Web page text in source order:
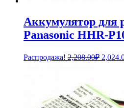
Аккумулятор для
Panasonic HHR-
Распродажа! 2,208.00₽